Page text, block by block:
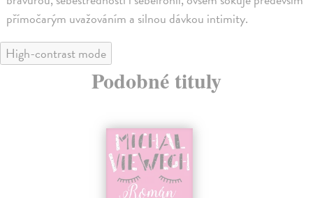
přímočarým uvažováním a silnou dávkou intimity.
High-contrast mode
Podobné tituly